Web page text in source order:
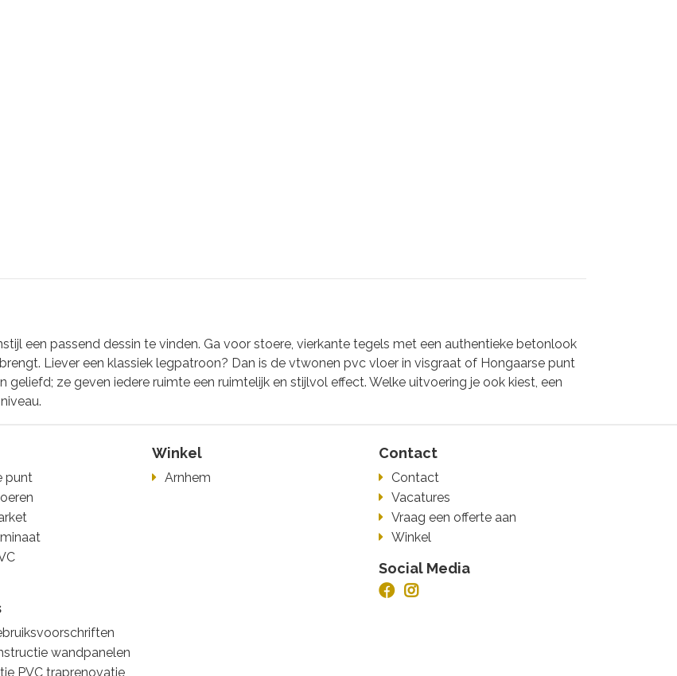
een passend dessin te vinden. Ga voor stoere, vierkante tegels met een authentieke betonlook
Liever een klassiek legpatroon? Dan is de vtwonen pvc vloer in visgraat of Hongaarse punt
geliefd; ze geven iedere ruimte een ruimtelijk en stijlvol effect. Welke uitvoering je ook kiest, een
punt
wandpanelen
PVC traprenovatie
Winkel
Arnhem
Contact
Contact
Vacatures
Vraag een offerte aan
Winkel
Social Media